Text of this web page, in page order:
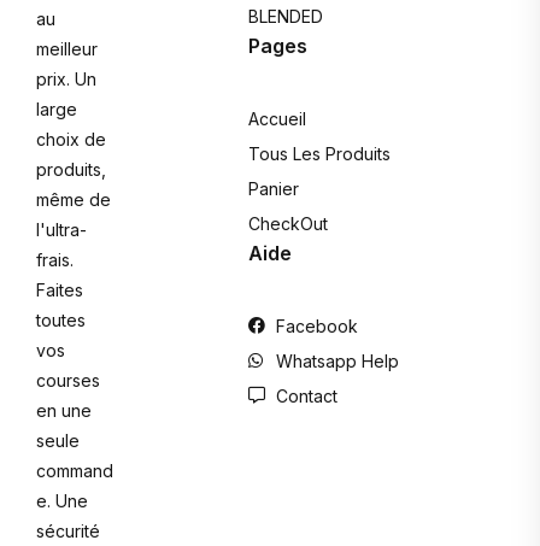
au
meilleur
prix. Un
large
choix de
produits,
même de
l'ultra-
frais.
Faites
toutes
vos
courses
en une
seule
command
e. Une
sécurité
BLENDED
Pages
Accueil
Tous Les Produits
Panier
CheckOut
Aide
Facebook
Whatsapp Help
Contact